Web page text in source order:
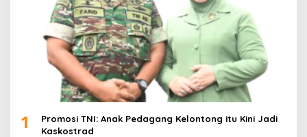
1
Promosi TNI: Anak Pedagang Kelontong itu Kini Jadi
Kaskostrad